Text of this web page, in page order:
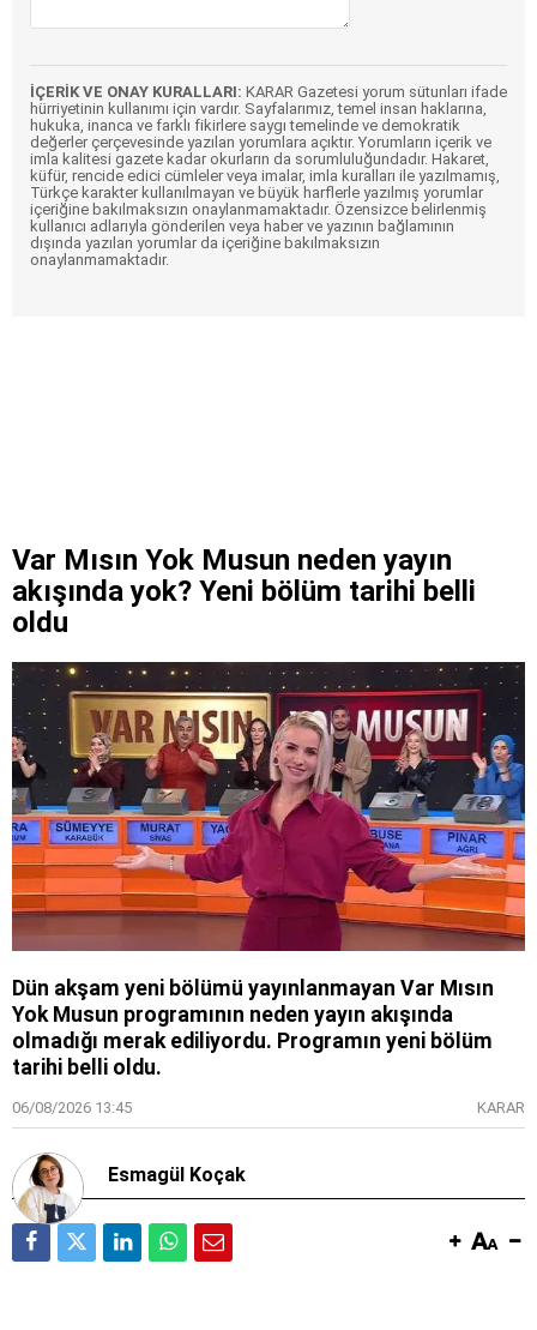
İÇERİK VE ONAY KURALLARI: KARAR Gazetesi yorum sütunları ifade
hürriyetinin kullanımı için vardır. Sayfalarımız, temel insan haklarına,
hukuka, inanca ve farklı fikirlere saygı temelinde ve demokratik
değerler çerçevesinde yazılan yorumlara açıktır. Yorumların içerik ve
imla kalitesi gazete kadar okurların da sorumluluğundadır. Hakaret,
küfür, rencide edici cümleler veya imalar, imla kuralları ile yazılmamış,
Türkçe karakter kullanılmayan ve büyük harflerle yazılmış yorumlar
içeriğine bakılmaksızın onaylanmamaktadır. Özensizce belirlenmiş
kullanıcı adlarıyla gönderilen veya haber ve yazının bağlamının
dışında yazılan yorumlar da içeriğine bakılmaksızın
onaylanmamaktadır.
Var Mısın Yok Musun neden yayın
akışında yok? Yeni bölüm tarihi belli
oldu
Dün akşam yeni bölümü yayınlanmayan Var Mısın
Yok Musun programının neden yayın akışında
olmadığı merak ediliyordu. Programın yeni bölüm
tarihi belli oldu.
06/08/2026 13:45 KARAR
Esmagül Koçak